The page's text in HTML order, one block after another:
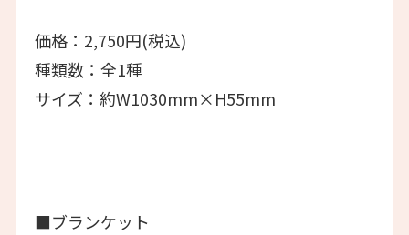
価格：2,750円(税込)
種類数：全1種
サイズ：約W1030mm×H55mm
■ブランケット